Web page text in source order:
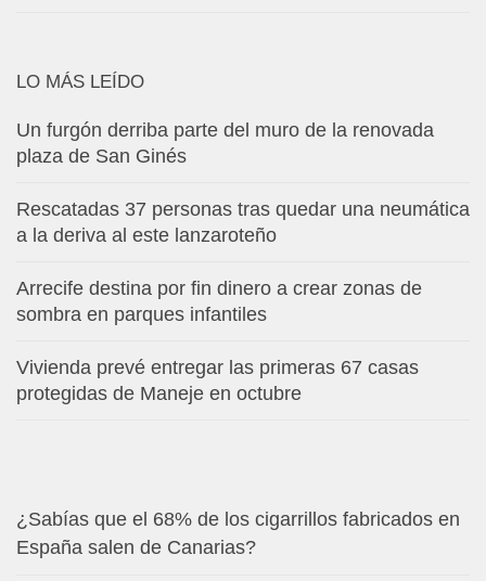
LO MÁS LEÍDO
Un furgón derriba parte del muro de la renovada
plaza de San Ginés
Rescatadas 37 personas tras quedar una neumática
a la deriva al este lanzaroteño
Arrecife destina por fin dinero a crear zonas de
sombra en parques infantiles
Vivienda prevé entregar las primeras 67 casas
protegidas de Maneje en octubre
¿Sabías que el 68% de los cigarrillos fabricados en
España salen de Canarias?